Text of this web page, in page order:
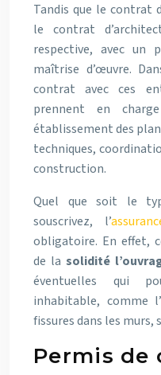
Tandis que le contrat
le contrat
respective, avec un
maîtrise d’œuvre.
contrat avec ces
prennent en
établissement des
techniques,
construction.
Quel que soit le
souscrivez, l’
obligatoire. En effet,
de la solidité
éventuelles qui
inhabitable, comme
fissures dans les murs,
Permis de